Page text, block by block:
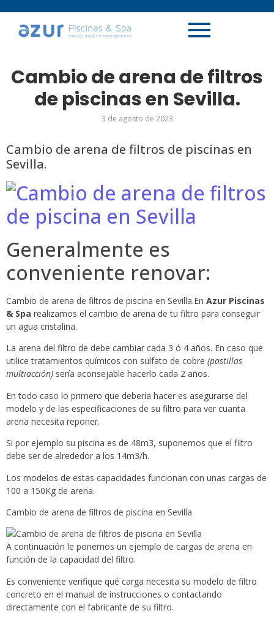
Cambio de arena de filtros
de piscinas en Sevilla.
3 de agosto de 2023
Cambio de arena de filtros de piscinas en
Sevilla.
Generalmente es
conveniente renovar:
Cambio de arena de filtros de piscina en Sevilla.En Azur Piscinas
& Spa realizamos el cambio de arena de tu filtro para conseguir
un agua cristalina.
La arena del filtro de debe cambiar cada 3 ó 4 años. En caso que
utilice tratamientos químicos con sulfato de cobre (pastillas
multiacción) sería aconsejable hacerlo cada 2 años.
En todo caso lo primero que debería hacer es asegurarse del
modelo y de las especificaciones de su filtro para ver cuanta
arena necesita reponer.
Si por ejemplo su piscina es de 48m3, suponemos que el filtro
debe ser de alrededor a los 14m3/h.
Los modelos de estas capacidades funcionan con unas cargas de
100 a 150Kg de arena.
Cambio de arena de filtros de piscina en Sevilla
A continuación le ponemos un ejemplo de cargas de arena en
función de la capacidad del filtro.
Es conveniente verifique qué carga necesita su modelo de filtro
concreto en el manual de instrucciones o contactando
directamente con el fabricante de su filtro.